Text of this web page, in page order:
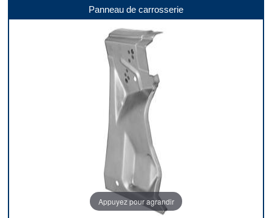
Panneau de carrosserie
Appuyez pour agrandir